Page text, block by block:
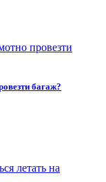
багаж?